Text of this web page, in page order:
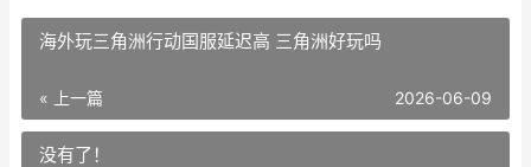
海外玩三角洲行动国服延迟高 三角洲好玩吗
« 上一篇 2026-06-09
没有了！